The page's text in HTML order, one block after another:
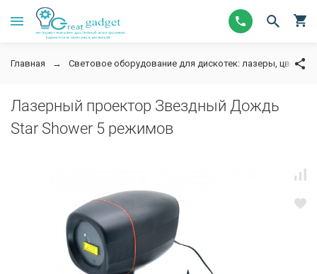
Главная Световое оборудование для дискотек: лазеры,
Лазерный проектор Звездный Дождь
Star Shower 5 режимов